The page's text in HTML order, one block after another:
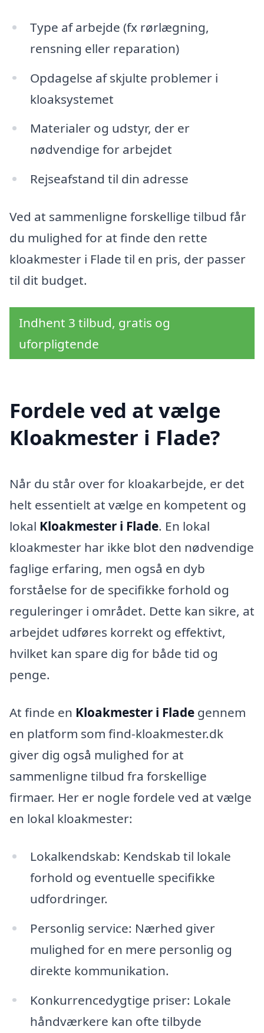
Type af arbejde (fx rørlægning,
rensning eller reparation)
Opdagelse af skjulte problemer i
kloaksystemet
Materialer og udstyr, der er
nødvendige for arbejdet
Rejseafstand til din adresse
Ved at sammenligne forskellige tilbud får
du mulighed for at finde den rette
kloakmester i Flade til en pris, der passer
til dit budget.
Indhent 3 tilbud, gratis og
uforpligtende
Fordele ved at vælge
Kloakmester i Flade?
Når du står over for kloakarbejde, er det
helt essentielt at vælge en kompetent og
lokal Kloakmester i Flade. En lokal
kloakmester har ikke blot den nødvendige
faglige erfaring, men også en dyb
forståelse for de specifikke forhold og
reguleringer i området. Dette kan sikre, at
arbejdet udføres korrekt og effektivt,
hvilket kan spare dig for både tid og
penge.
At finde en Kloakmester i Flade gennem
en platform som find-kloakmester.dk
giver dig også mulighed for at
sammenligne tilbud fra forskellige
firmaer. Her er nogle fordele ved at vælge
en lokal kloakmester:
Lokalkendskab: Kendskab til lokale
forhold og eventuelle specifikke
udfordringer.
Personlig service: Nærhed giver
mulighed for en mere personlig og
direkte kommunikation.
Konkurrencedygtige priser: Lokale
håndværkere kan ofte tilbyde